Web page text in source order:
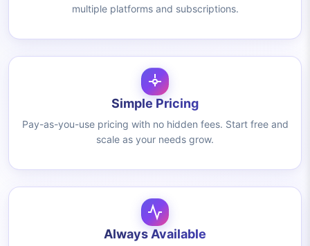
multiple platforms and subscriptions.
Simple Pricing
Pay-as-you-use pricing with no hidden fees. Start free and
scale as your needs grow.
Always Available